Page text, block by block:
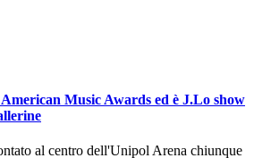
Music Awards ed è J.Lo show
al centro dell'Unipol Arena chiunque